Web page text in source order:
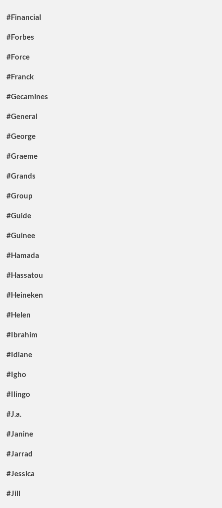
#Financial
#Forbes
#Force
#Franck
#Gecamines
#General
#George
#Graeme
#Grands
#Group
#Guide
#Guinee
#Hamada
#Hassatou
#Heineken
#Helen
#Ibrahim
#Idiane
#Igho
#Ilingo
#J.a.
#Janine
#Jarrad
#Jessica
#Jill